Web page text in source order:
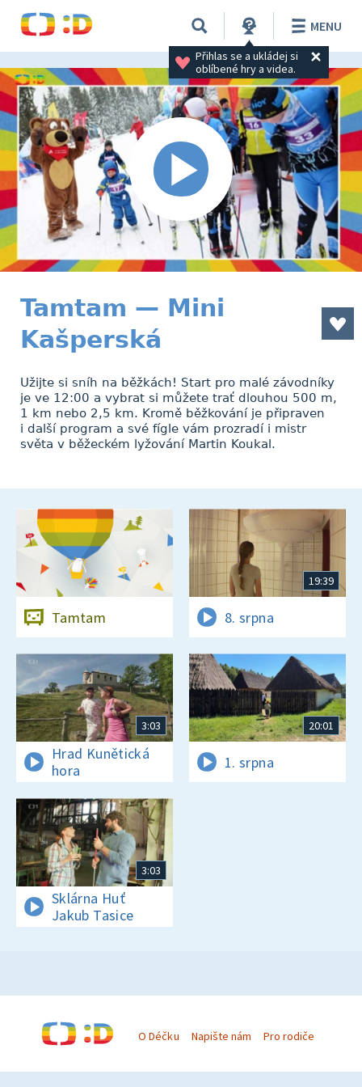
Přihlas se a ukládej si
oblíbené hry a videa.
MENU
Tamtam — Mini
Kašperská
Užijte si sníh na běžkách! Start pro malé závodníky
je ve 12:00 a vybrat si můžete trať dlouhou 500 m,
1 km nebo 2,5 km. Kromě běžkování je připraven
i další program a své fígle vám prozradí i mistr
světa v běžeckém lyžování Martin Koukal.
Tamtam
19:39
8. srpna
3:03
Hrad Kunětická
hora
20:01
1. srpna
3:03
Sklárna Huť
Jakub Tasice
O Déčku Napište nám Pro rodiče